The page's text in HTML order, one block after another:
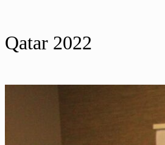
Qatar 2022